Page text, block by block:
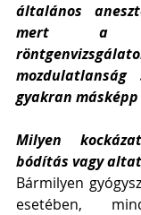
általános
mert a
mozdulatlanság
gyakran
Milyen
bódítás vagy
Bármilyen
esetében,